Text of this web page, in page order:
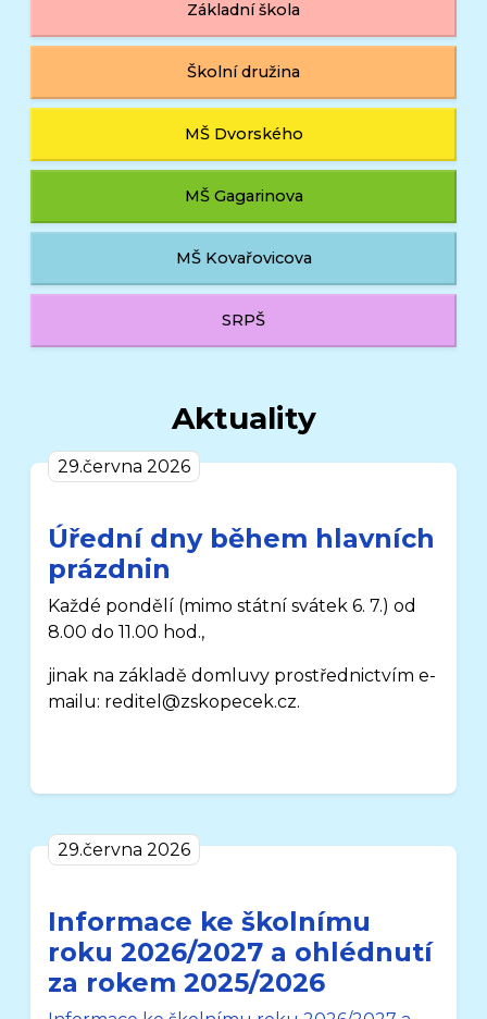
Základní škola
Školní družina
MŠ Dvorského
MŠ Gagarinova
MŠ Kovařovicova
SRPŠ
Aktuality
29.června 2026
Úřední dny během hlavních
prázdnin
Každé pondělí (mimo státní svátek 6. 7.)od
8.00 do 11.00 hod.,
jinak na základě domluvy prostřednictvím e-
mailu: reditel@zskopecek.cz.
29.června 2026
Informace ke školnímu
roku 2026/2027 a ohlédnutí
za rokem 2025/2026